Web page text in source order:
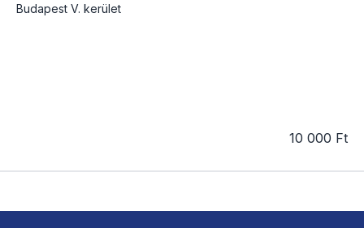
Budapest V. kerület
10 000 Ft